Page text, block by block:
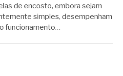
de encosto, embora sejam
simples, desempenham
funcionamento…